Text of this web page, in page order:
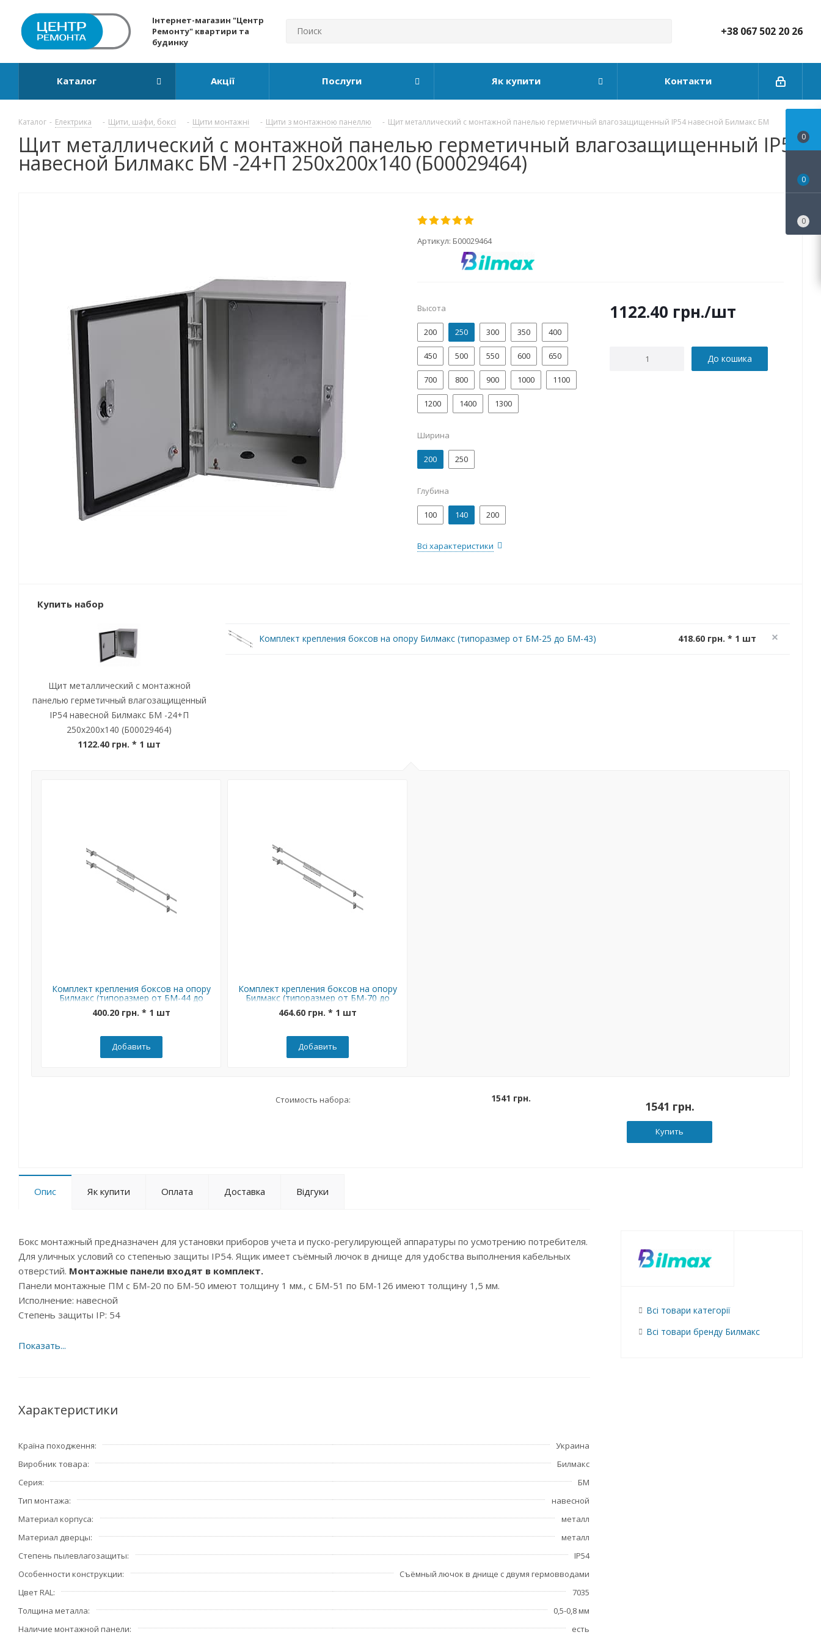
Інтернет-магазин "Центр
Ремонту" квартири та
будинку
+38 067 502 20 26
Каталог Акції Послуги Як купити Контакти
Каталог - Електрика - Щити, шафи, боксі - Щити монтажні - Щити з монтажною панеллю - Щит металлический с монтажной панелью герметичный влагозащищенный IP54 навесной Билмакс БМ
Щит металлический с монтажной панелью герметичный влагозащищенный IP54
навесной Билмакс БМ -24+П 250x200x140 (Б00029464)
Артикул: Б00029464
Высота
200 250 300 350 400
450 500 550 600 650
700 800 900 1000 1100
1200 1400 1300
Ширина
200 250
Глубина
100 140 200
Всі характеристики
1122.40 грн./шт
До кошика
Купить набор
Щит металлический с монтажной
панелью герметичный влагозащищенный
IP54 навесной Билмакс БМ -24+П
250x200x140 (Б00029464)
1122.40 грн. * 1 шт
Комплект крепления боксов на опору Билмакс (типоразмер от БМ-25 до БМ-43) 418.60 грн. * 1 шт
Комплект крепления боксов на опору
Билмакс (типоразмер от БМ-44 до
БМ-65)
400.20 грн. * 1 шт
Добавить
Комплект крепления боксов на опору
Билмакс (типоразмер от БМ-70 до
БМ-126)
464.60 грн. * 1 шт
Добавить
Стоимость набора: 1541 грн.
1541 грн.
Купить
Опис Як купити Оплата Доставка Відгуки
Бокс монтажный предназначен для установки приборов учета и пуско-регулирующей аппаратуры по усмотрению потребителя.
Для уличных условий со степенью защиты IP54. Ящик имеет съёмный лючок в днище для удобства выполнения кабельных
отверстий. Монтажные панели входят в комплект.
Панели монтажные ПМ с БМ-20 по БМ-50 имеют толщину 1 мм., с БМ-51 по БМ-126 имеют толщину 1,5 мм.
Исполнение: навесной
Степень защиты IP: 54
Характеристики
Країна походження
Украина
Виробник товара
Билмакс
Серия
БМ
Тип монтажа
навесной
Материал корпуса
металл
Материал дверцы
металл
Степень пылевлагозащиты
IP54
Особенности конструкции
Съёмный лючок в днище с двумя гермовводами
Цвет RAL
7035
Толщина металла
0,5-0,8 мм
Наличие монтажной панели
есть
Всі товари категорії
Всі товари бренду Билмакс
0
0
0